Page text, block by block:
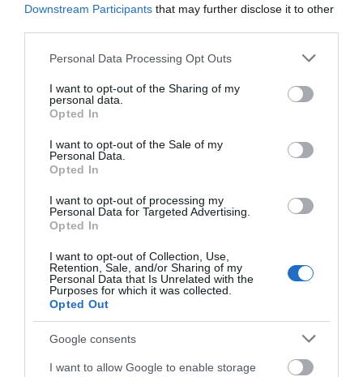
Downstream Participants that may further disclose it to other
Please note that this website/app uses one or more Google
not limited to your visit or usage behaviour. You may click to
grant or deny consent to Google and its third-party tags to
use your data for below specified purposes in below Google
consent section.
Personal Data Processing Opt Outs
I want to opt-out of the Sharing of my
personal data.
Opted In
I want to opt-out of the Sale of my
Personal Data.
Opted In
I want to opt-out of processing my
Personal Data for Targeted Advertising.
Opted In
I want to opt-out of Collection, Use,
Retention, Sale, and/or Sharing of my
Personal Data that Is Unrelated with the
Purposes for which it was collected.
Opted Out
Google consents
I want to allow Google to enable storage
ΠΕΡΙΓΡΑΦΉ
ΚΌΣΤΟΣ ΜΕΤΑΦΟΡΙΚΏΝ
Ένα σταθερό κρύσταλλο και μία ανοιγόμενη
πόρτα
Διάφανο κρύσταλλο ασφαλείας, 6 mm
Σύστημα μαγνητικού κλεισίματος
Μεγάλη τηλεσκοπική αντηρίδα
Ύψος: 200 cm
Για τον καθαρισμό μεταλλικών μερών της καμπίνας,
χρησιμοποιήστε μόνο νερό και μαλακό πανί. Μην